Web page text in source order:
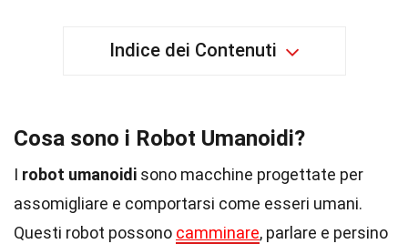
Indice dei Contenuti
Cosa sono i Robot Umanoidi?
I robot umanoidi sono macchine progettate per
assomigliare e comportarsi come esseri umani.
Questi robot possono camminare, parlare e persino